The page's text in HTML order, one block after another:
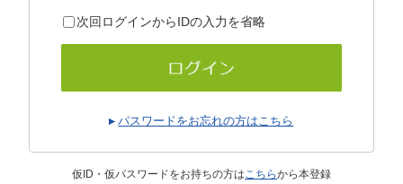
次回ログインからIDの入力を省略
パスワードをお忘れの方はこちら
仮ID・仮パスワードをお持ちの方はこちらから本登録